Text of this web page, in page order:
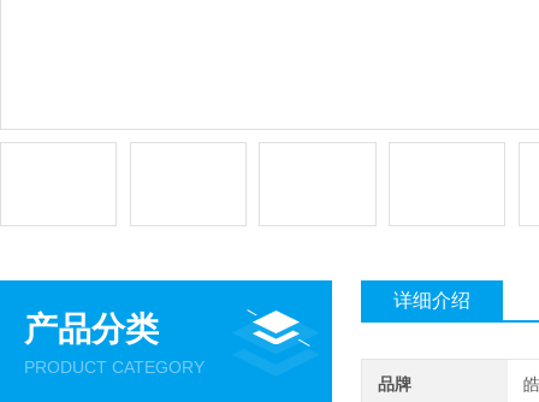
产品分类
PRODUCT CATEGORY
详细介绍
品牌